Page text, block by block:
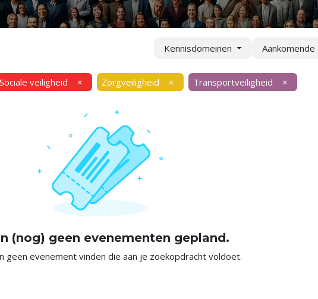
Kennisdomeinen
Sociale veiligheid × Zorgveiligheid × Transportveiligheid ×
(nog) geen evenementen gepland.
geen evenement vinden die aan je zoekopdracht voldoet.